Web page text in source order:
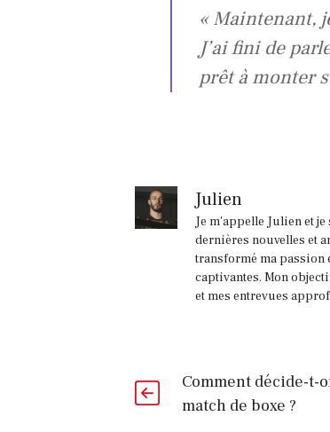
« Maintenant,
J’ai fini de
prêt à monter
Julien
Je m'appelle Julien et
dernières nouvelles et
transformé ma
captivantes. Mon
et mes entrevues
Comment décide-t-
match de boxe ?